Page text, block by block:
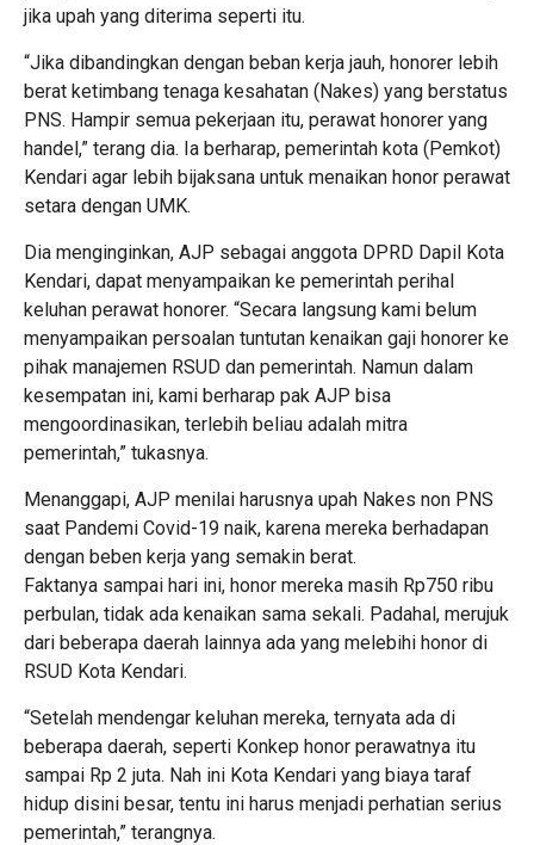
jika upah yang diterima seperti itu.
“Jika dibandingkan dengan beban kerja jauh, honorer lebih
berat ketimbang tenaga kesahatan (Nakes) yang berstatus
PNS. Hampir semua pekerjaan itu, perawat honorer yang
handel,” terang dia. Ia berharap, pemerintah kota (Pemkot)
Kendari agar lebih bijaksana untuk menaikan honor perawat
setara dengan UMK.
Dia menginginkan, AJP sebagai anggota DPRD Dapil Kota
Kendari, dapat menyampaikan ke pemerintah perihal
keluhan perawat honorer. “Secara langsung kami belum
menyampaikan persoalan tuntutan kenaikan gaji honorer ke
pihak manajemen RSUD dan pemerintah. Namun dalam
kesempatan ini, kami berharap pak AJP bisa
mengoordinasikan, terlebih beliau adalah mitra
pemerintah,” tukasnya.
Menanggapi, AJP menilai harusnya upah Nakes non PNS
saat Pandemi Covid-19 naik, karena mereka berhadapan
dengan beben kerja yang semakin berat.
Faktanya sampai hari ini, honor mereka masih Rp750 ribu
perbulan, tidak ada kenaikan sama sekali. Padahal, merujuk
dari beberapa daerah lainnya ada yang melebihi honor di
RSUD Kota Kendari.
“Setelah mendengar keluhan mereka, ternyata ada di
beberapa daerah, seperti Konkep honor perawatnya itu
sampai Rp 2 juta. Nah ini Kota Kendari yang biaya taraf
hidup disini besar, tentu ini harus menjadi perhatian serius
pemerintah,” terangnya.